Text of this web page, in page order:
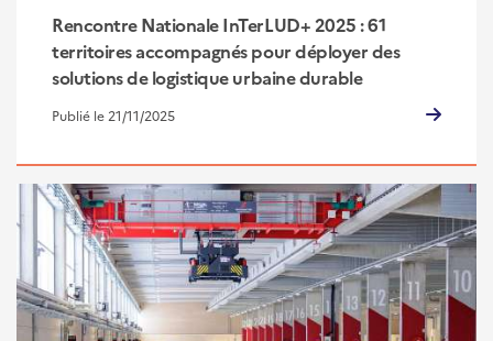
Rencontre Nationale InTerLUD+ 2025 : 61
territoires accompagnés pour déployer des
solutions de logistique urbaine durable
Publié le 21/11/2025